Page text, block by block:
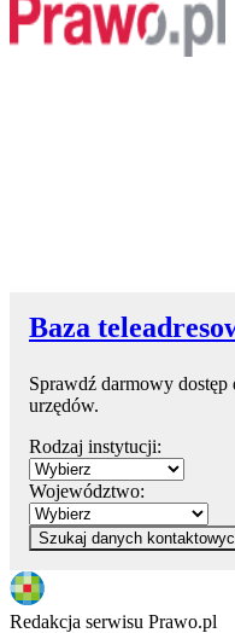
Baza
Sprawdź darmowy dostęp
urzędów.
Rodzaj instytucji:
Województwo:
Szukaj danych
Redakcja serwisu Prawo.pl